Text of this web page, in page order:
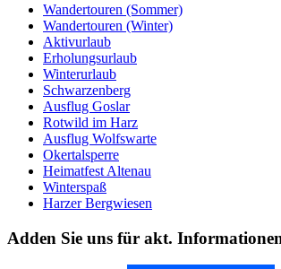
Wandertouren (Sommer)
Wandertouren (Winter)
Aktivurlaub
Erholungsurlaub
Winterurlaub
Schwarzenberg
Ausflug Goslar
Rotwild im Harz
Ausflug Wolfswarte
Okertalsperre
Heimatfest Altenau
Winterspaß
Harzer Bergwiesen
Adden Sie uns für akt.